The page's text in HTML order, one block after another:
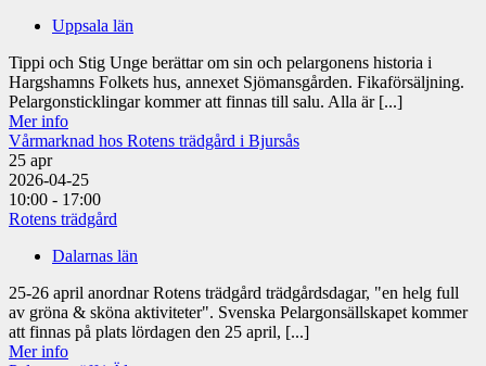
Uppsala län
Tippi och Stig Unge berättar om sin och pelargonens historia i
Hargshamns Folkets hus, annexet Sjömansgården. Fikaförsäljning.
Pelargonsticklingar kommer att finnas till salu. Alla är [...]
Mer info
Vårmarknad hos Rotens trädgård i Bjursås
25 apr
2026-04-25
10:00 - 17:00
Rotens trädgård
Dalarnas län
25-26 april anordnar Rotens trädgård trädgårdsdagar, "en helg full
av gröna & sköna aktiviteter". Svenska Pelargonsällskapet kommer
att finnas på plats lördagen den 25 april, [...]
Mer info